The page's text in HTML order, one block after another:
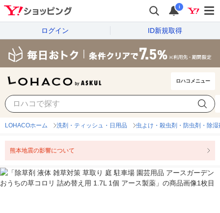
i
ログイン ID新規取得
ロハコメニュー
LOHACOホーム 洗剤・ティッシュ・日用品 虫よけ・殺虫剤・防虫剤・除湿
熊本地震の影響について